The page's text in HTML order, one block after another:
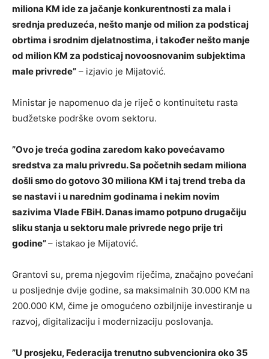
miliona KM ide za jačanje konkurentnosti za mala i
srednja preduzeća, nešto manje od milion za podsticaj
obrtima i srodnim djelatnostima, i također nešto manje
od milion KM za podsticaj novoosnovanim subjektima
male privrede” – izjavio je Mijatović.
Ministar je napomenuo da je riječ o kontinuitetu rasta
budžetske podrške ovom sektoru.
”Ovo je treća godina zaredom kako povećavamo
sredstva za malu privredu. Sa početnih sedam miliona
došli smo do gotovo 30 miliona KM i taj trend treba da
se nastavi i u narednim godinama i nekim novim
sazivima Vlade FBiH. Danas imamo potpuno drugačiju
sliku stanja u sektoru male privrede nego prije tri
godine”– istakao je Mijatović.
Grantovi su, prema njegovim riječima, značajno povećani
u posljednje dvije godine, sa maksimalnih 30.000 KM na
200.000 KM, čime je omogućeno ozbiljnije investiranje u
razvoj, digitalizaciju i modernizaciju poslovanja.
”U prosjeku, Federacija trenutno subvencionira oko 35